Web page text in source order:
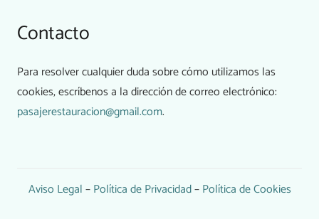
Contacto
Para resolver cualquier duda sobre cómo utilizamos las
cookies, escríbenos a la dirección de correo electrónico:
pasajerestauracion@gmail.com.
Aviso Legal–Política de Privacidad–Política de Cookies